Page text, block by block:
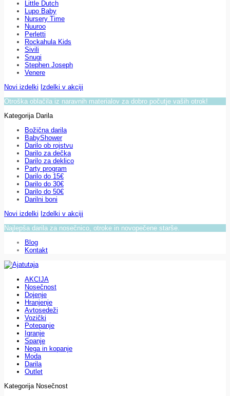
Little Dutch
Lupo Baby
Nursery Time
Nuuroo
Perletti
Rockahula Kids
Sivili
Snugi
Stephen Joseph
Venere
Novi izdelki Izdelki v akciji
Otroška oblačila iz naravnih materialov za dobro počutje vaših otrok!
Kategorija Darila
Božična darila
BabyShower
Darilo ob rojstvu
Darilo za dečka
Darilo za deklico
Party program
Darilo do 15€
Darilo do 30€
Darilo do 50€
Darilni boni
Novi izdelki Izdelki v akciji
Najlepša darila za nosečnico, otroke in novopečene starše.
Blog
Kontakt
AKCIJA
Nosečnost
Dojenje
Hranjenje
Avtosedeži
Vozički
Potepanje
Igranje
Spanje
Nega in kopanje
Moda
Darila
Outlet
Kategorija Nosečnost